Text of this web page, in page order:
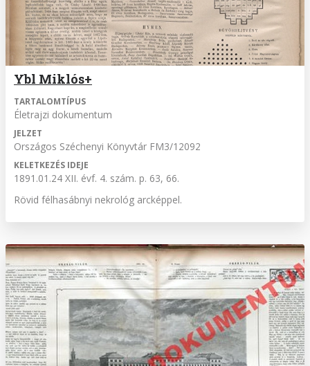
Ybl Miklós+
TARTALOMTÍPUS
Életrajzi dokumentum
JELZET
Országos Széchenyi Könyvtár FM3/12092
KELETKEZÉS IDEJE
1891.01.24 XII. évf. 4. szám. p. 63, 66.
Rövid félhasábnyi nekrológ arcképpel.